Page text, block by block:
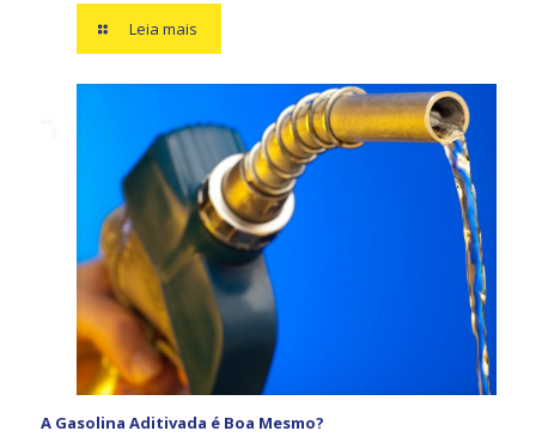
Leia mais
A Gasolina Aditivada é Boa Mesmo?